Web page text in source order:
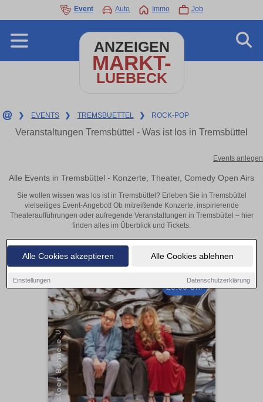
Alle Cookies akzeptieren Alle Cookies ablehnen
Einstellungen Datenschutzerklärung
Event Auto Immo Job
ANZEIGEN
MARKT-
LUEBECK
❯ EVENTS ❯ TREMSBUETTEL ❯ ROCK-POP
Veranstaltungen Tremsbüttel - Was ist los in Tremsbüttel
Events anlegen
Alle Events in Tremsbüttel - Konzerte, Theater, Comedy Open Airs
Sie wollen wissen was los ist in Tremsbüttel? Erleben Sie in Tremsbüttel
vielseitiges Event-Angebot! Ob mitreißende Konzerte, inspirierende
Theateraufführungen oder aufregende Veranstaltungen in Tremsbüttel – hier
finden alles im Überblick und Tickets.
20:00 Uhr